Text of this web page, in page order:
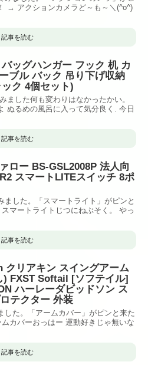
→ アクションカメラど～も～＼(^o^)
記事を読む
ッグハンガー フック 机 カ
ブル バック 吊り下げ収納
ク 4個セット)
ました何も変わりはなかったかい。
ぬるめの風呂に入って気分良く. 今日
記事を読む
ロー BS-GSL2008P 法人向
スマートLITEスイッチ 8ポ
ました。「スマートライト」がピンと
マートライトじつにねぶそく。 やっ
記事を読む
クリアキン スイングアーム
) FXST Softail [ソフテイル]
ハーレーダビッドソン ス
テクター 外装
した。「アームカバー」がピンと来た
カバーおっはー 運動好きじゃ無いな
記事を読む